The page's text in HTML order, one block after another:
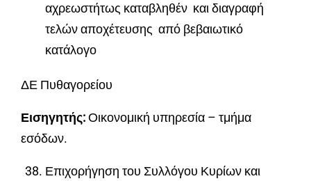
αχρεωστήτως καταβληθέν και διαγραφή
τελών αποχέτευσης από βεβαιωτικό
κατάλογο
ΔΕ Πυθαγορείου
Εισηγητής:Οικονομική υπηρεσία – τμήμα
εσόδων.
Επιχορήγηση του Συλλόγου Κυρίων και